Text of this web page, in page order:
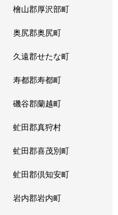
檜山郡厚沢部町
奥尻郡奥尻町
久遠郡せたな町
寿都郡寿都町
磯谷郡蘭越町
虻田郡真狩村
虻田郡喜茂別町
虻田郡倶知安町
岩内郡岩内町